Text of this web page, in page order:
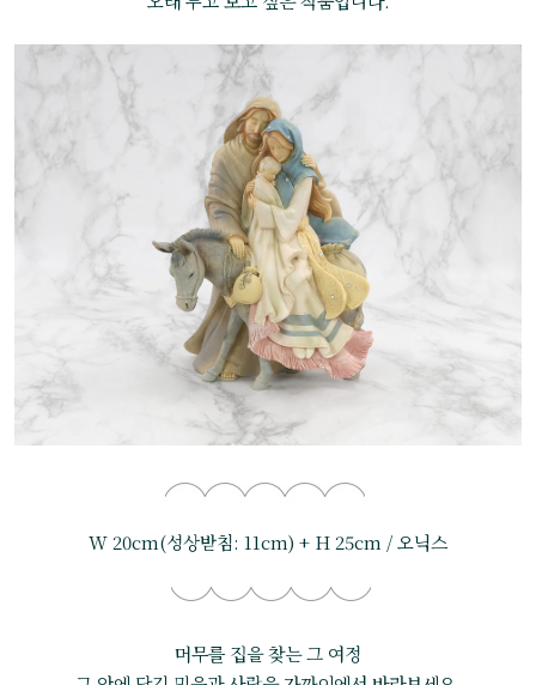
W 20cm(성상받침: 11cm) + H 25cm / 오닉스
머무를 집을 찾는 그 여정